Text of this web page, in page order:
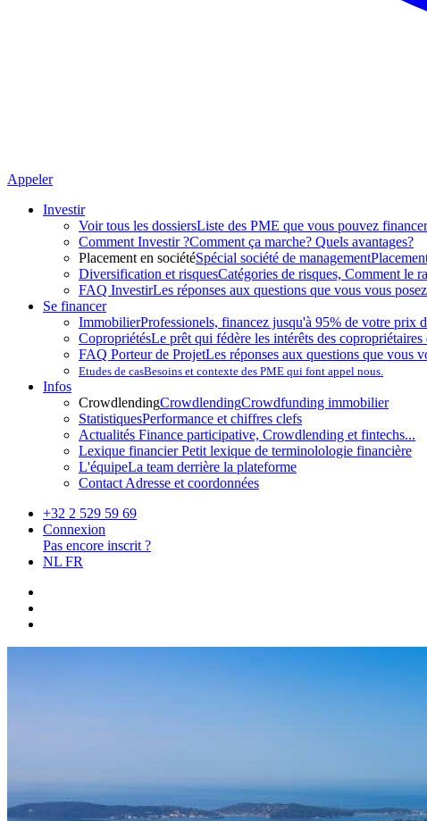
Appeler
Investir
Voir tous les dossiersListe des PME que vous pouvez financer
Comment Investir ?Comment ça marche? Quels avantages?
Placement en sociétéSpécial société de management
Diversification et risquesCatégories de risques, Comment le
FAQ InvestirLes réponses aux questions que vous vous
Se financer
ImmobilierProfessionels, financez jusqu'à 95% de votre prix
CopropriétésLe prêt qui fédère les intérêts des copropriétaires
FAQ Porteur de ProjetLes réponses aux questions que vous
Etudes de casBesoins et contexte des PME qui font appel nous.
Infos
CrowdlendingCrowdlendingCrowdfunding immobilier
StatistiquesPerformance et chiffres clefs
Actualités Finance participative, Crowdlending et fintechs...
Lexique financierPetit lexique de terminolologie financière
L'équipeLa team derrière la plateforme
Contact Adresse et coordonnées
+32 2 529 59 69
Connexion
Pas encore inscrit ?
NL FR